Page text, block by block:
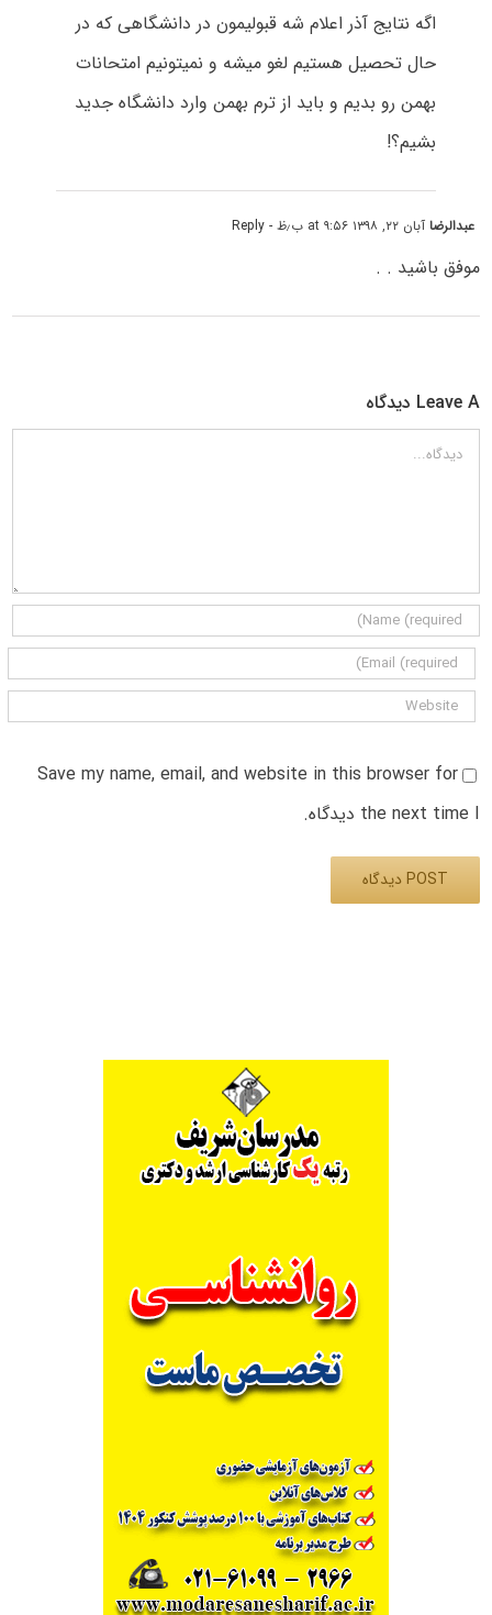
اگه نتایج آذر اعلام شه قبولیمون در دانشگاهی که در
حال تحصیل هستیم لغو میشه و نمیتونیم امتحانات
بهمن رو بدیم و باید از ترم بهمن وارد دانشگاه جدید
بشیم؟!
عبدالرضاآبان ۲۲, ۱۳۹۸ at ۹:۵۶ ب٫ظ - Reply
موفق باشید . .
Leave A دیدگاه
دیدگاه
Save my name, email, and website in this browser for
the next time I دیدگاه.